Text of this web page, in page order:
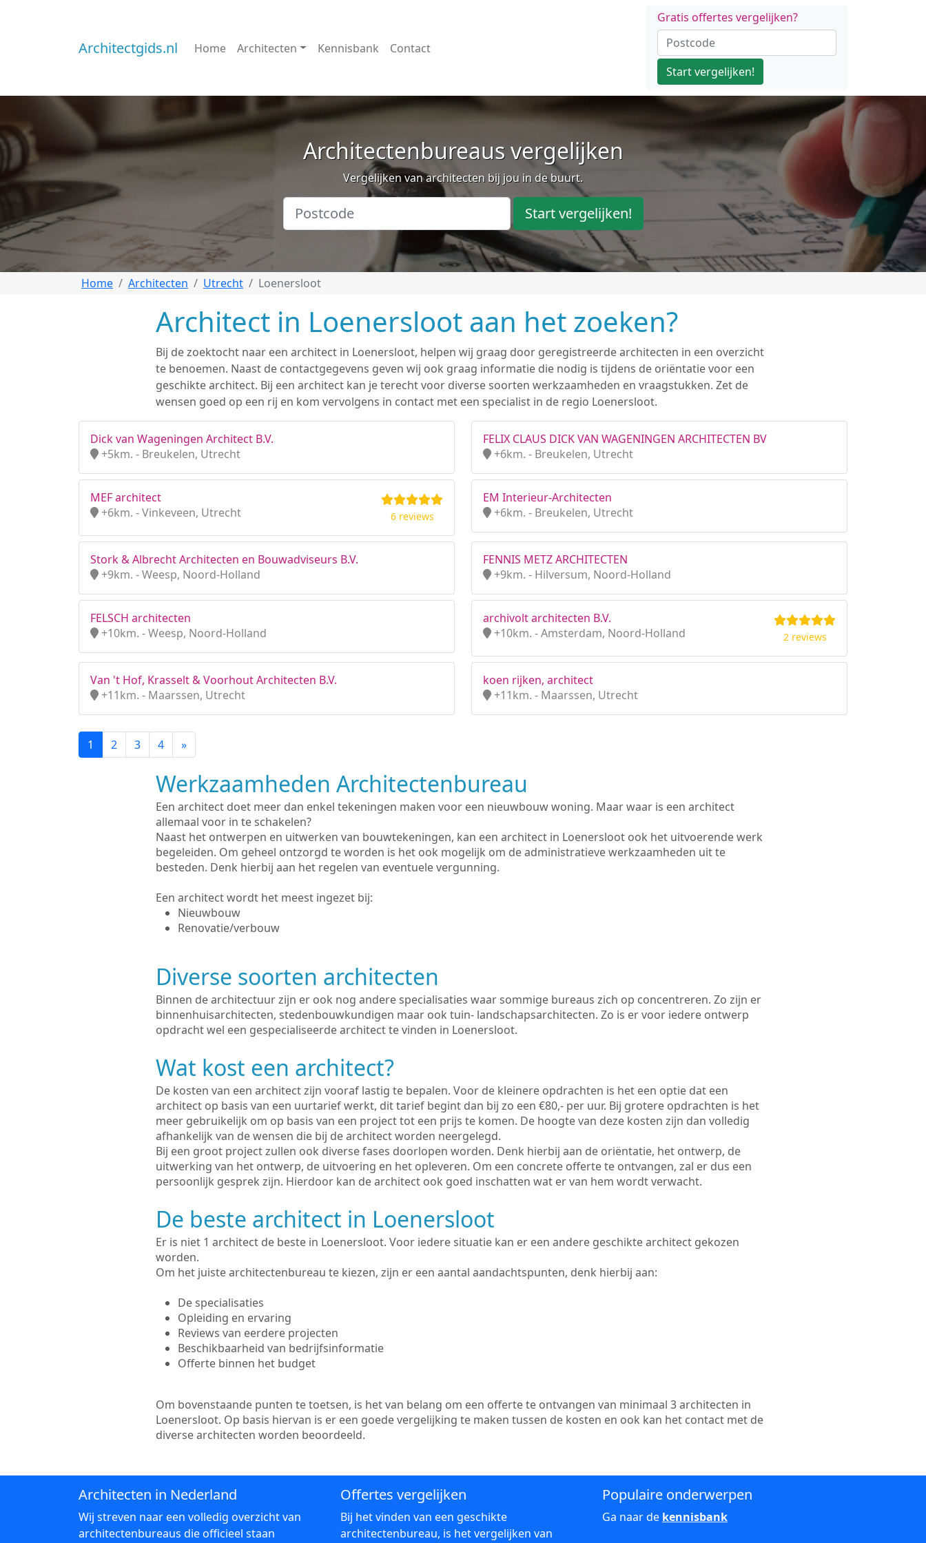
Architectgids.nl Home Architecten Kennisbank Contact
Gratis offertes vergelijken?
Start vergelijken!
Architectenbureaus vergelijken
Vergelijken van architecten bij jou in de buurt.
Start vergelijken!
Home Architecten Utrecht Loenersloot
Architect in Loenersloot aan het zoeken?
Bij de zoektocht naar een architect in Loenersloot, helpen wij graag door geregistreerde architecten in een overzicht
te benoemen. Naast de contactgegevens geven wij ook graag informatie die nodig is tijdens de oriëntatie voor een
geschikte architect. Bij een architect kan je terecht voor diverse soorten werkzaamheden en vraagstukken. Zet de
wensen goed op een rij en kom vervolgens in contact met een specialist in de regio Loenersloot.
Dick van Wageningen Architect B.V.
+5km. - Breukelen, Utrecht
FELIX CLAUS DICK VAN WAGENINGEN ARCHITECTEN BV
+6km. - Breukelen, Utrecht
MEF architect
+6km. - Vinkeveen, Utrecht
6 reviews
EM Interieur-Architecten
+6km. - Breukelen, Utrecht
Stork & Albrecht Architecten en Bouwadviseurs B.V.
+9km. - Weesp, Noord-Holland
FENNIS METZ ARCHITECTEN
+9km. - Hilversum, Noord-Holland
FELSCH architecten
+10km. - Weesp, Noord-Holland
archivolt architecten B.V.
+10km. - Amsterdam, Noord-Holland
2 reviews
Van 't Hof, Krasselt & Voorhout Architecten B.V.
+11km. - Maarssen, Utrecht
koen rijken, architect
+11km. - Maarssen, Utrecht
1 2 3 4 »
Werkzaamheden Architectenbureau
Een architect doet meer dan enkel tekeningen maken voor een nieuwbouw woning. Maar waar is een architect
allemaal voor in te schakelen?
Naast het ontwerpen en uitwerken van bouwtekeningen, kan een architect in Loenersloot ook het uitvoerende werk
begeleiden. Om geheel ontzorgd te worden is het ook mogelijk om de administratieve werkzaamheden uit te
besteden. Denk hierbij aan het regelen van eventuele vergunning.
Een architect wordt het meest ingezet bij:
Nieuwbouw
Renovatie/verbouw
Diverse soorten architecten
Binnen de architectuur zijn er ook nog andere specialisaties waar sommige bureaus zich op concentreren. Zo zijn er
binnenhuisarchitecten, stedenbouwkundigen maar ook tuin- landschapsarchitecten. Zo is er voor iedere ontwerp
opdracht wel een gespecialiseerde architect te vinden in Loenersloot.
Wat kost een architect?
De kosten van een architect zijn vooraf lastig te bepalen. Voor de kleinere opdrachten is het een optie dat een
architect op basis van een uurtarief werkt, dit tarief begint dan bij zo een €80,- per uur. Bij grotere opdrachten is het
meer gebruikelijk om op basis van een project tot een prijs te komen. De hoogte van deze kosten zijn dan volledig
afhankelijk van de wensen die bij de architect worden neergelegd.
Bij een groot project zullen ook diverse fases doorlopen worden. Denk hierbij aan de oriëntatie, het ontwerp, de
uitwerking van het ontwerp, de uitvoering en het opleveren. Om een concrete offerte te ontvangen, zal er dus een
persoonlijk gesprek zijn. Hierdoor kan de architect ook goed inschatten wat er van hem wordt verwacht.
De beste architect in Loenersloot
Er is niet 1 architect de beste in Loenersloot. Voor iedere situatie kan er een andere geschikte architect gekozen
worden.
Om het juiste architectenbureau te kiezen, zijn er een aantal aandachtspunten, denk hierbij aan:
De specialisaties
Opleiding en ervaring
Reviews van eerdere projecten
Beschikbaarheid van bedrijfsinformatie
Offerte binnen het budget
Om bovenstaande punten te toetsen, is het van belang om een offerte te ontvangen van minimaal 3 architecten in
Loenersloot. Op basis hiervan is er een goede vergelijking te maken tussen de kosten en ook kan het contact met de
diverse architecten worden beoordeeld.
Architecten in Nederland
Wij streven naar een volledig overzicht van
architectenbureaus die officieel staan
Offertes vergelijken
Bij het vinden van een geschikte
architectenbureau, is het vergelijken van
Populaire onderwerpen
Ga naar de kennisbank